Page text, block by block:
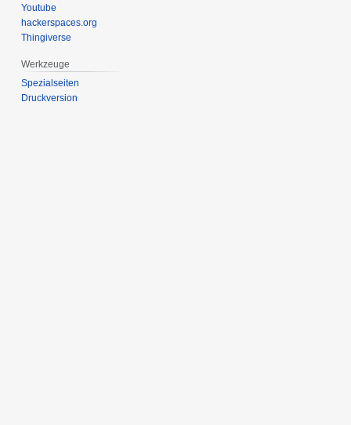
Youtube
hackerspaces.org
Thingiverse
Werkzeuge
Spezialseiten
Druckversion